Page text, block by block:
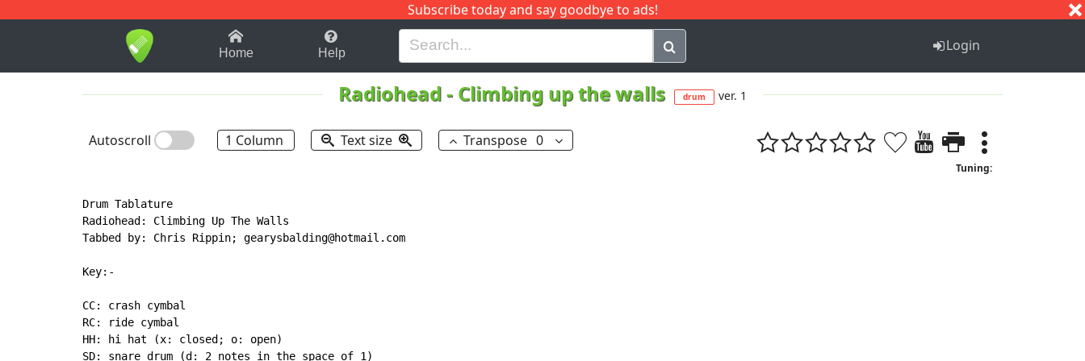
Subscribe today and say goodbye to ads!
1-9 B H I J Q
Home Help Login
Radiohead- Climbing up the walls drum ver. 1
Autoscroll 1 Column Text size Transpose 0
Tuning:
Drum Tablature
Radiohead: Climbing Up The Walls
Tabbed by: Chris Rippin; gearysbalding@hotmail.com
Key:-
CC: crash cymbal
RC: ride cymbal
HH: hi hat (x: closed; o: open)
SD: snare drum (d: 2 notes in the space of 1)